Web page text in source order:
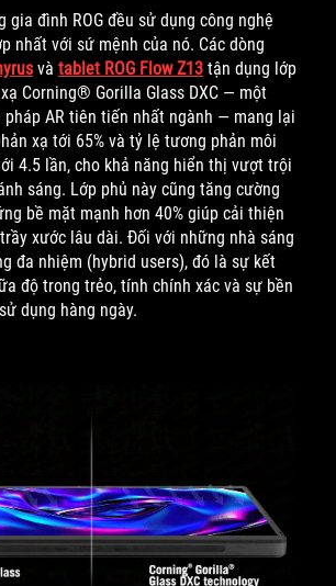
gia đình ROG đều sử dụng công nghệ
nhất với sứ mệnh của nó. Các dòng
và tablet ROG Flow Z13 tận dụng lớp
Corning® Gorilla Glass DXC — một
AR tiên tiến nhất ngành — mang lại
xạ tới 65% và tỷ lệ tương phản môi
4.5 lần, cho khả năng hiển thị vượt trội
sáng. Lớp phủ này cũng tăng cường
bề mặt mạnh hơn 40% giúp cải thiện
xước lâu dài. Đối với những nhà sáng
đa nhiệm (hybrid users), đó là sự kết
độ trong trẻo, tính chính xác và sự bền
dụng hàng ngày.